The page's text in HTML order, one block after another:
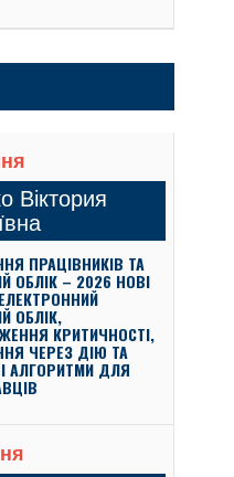
Віктория
ПРАЦІВНИКІВ ТА
ОБЛІК – 2026 НОВІ
ОБЛІК,
КРИТИЧНОСТІ,
ЧЕРЕЗ ДІЮ ТА
АЛГОРИТМИ ДЛЯ